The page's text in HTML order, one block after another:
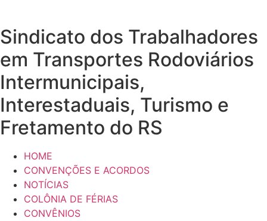
Sindicato dos Trabalhadores
em Transportes Rodoviários
Intermunicipais,
Interestaduais, Turismo e
Fretamento do RS
HOME
CONVENÇÕES E ACORDOS
NOTÍCIAS
COLÔNIA DE FÉRIAS
CONVÊNIOS